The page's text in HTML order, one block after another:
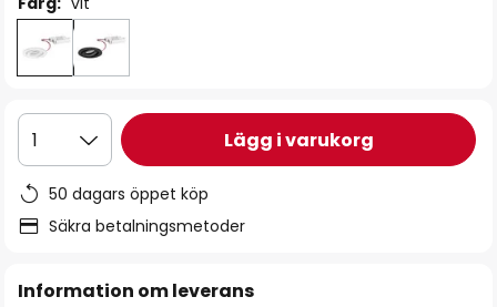
1 Lägg i varukorg
50 dagars öppet köp
Säkra betalningsmetoder
Information om leverans